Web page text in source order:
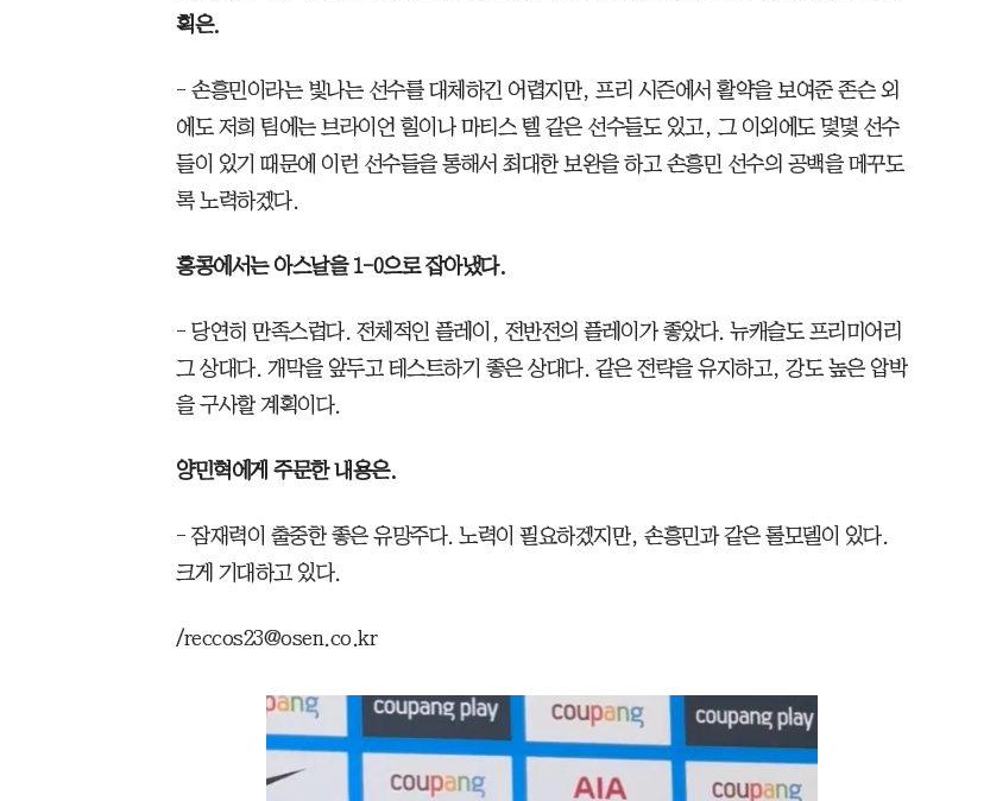
획은.
- 손흥민이라는 빛나는 선수를 대체하긴 어렵지만, 프리 시즌에서 활약을 보여준 존슨 외
에도 저희 팀에는 브라이언 힐이나 마티스 텔 같은 선수들도 있고, 그 이외에도 몇몇 선수
들이 있기 때문에 이런 선수들을 통해서 최대한 보완을 하고 손흥민 선수의 공백을 메꾸도
록 노력하겠다.
홍콩에서는 아스날을 1-0으로 잡아냈다.
- 당연히 만족스럽다. 전체적인 플레이, 전반전의 플레이가 좋았다. 뉴캐슬도 프리미어리
그 상대다. 개막을 앞두고 테스트하기 좋은 상대다. 같은 전략을 유지하고, 강도 높은 압박
을 구사할 계획이다.
양민혁에게 주문한 내용은.
- 잠재력이 출중한 좋은 유망주다. 노력이 필요하겠지만, 손흥민과 같은 롤모델이 있다.
크게 기대하고 있다.
/reccos23@osen.co.kr